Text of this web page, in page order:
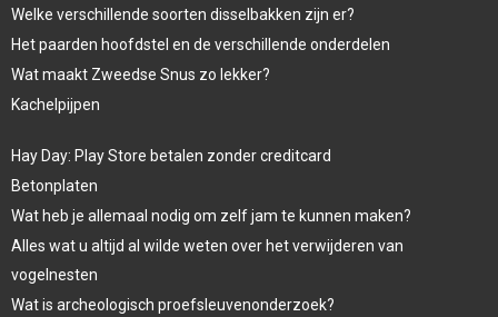
Welke verschillende soorten disselbakken zijn er?
Het paarden hoofdstel en de verschillende onderdelen
Wat maakt Zweedse Snus zo lekker?
Kachelpijpen
Hay Day: Play Store betalen zonder creditcard
Betonplaten
Wat heb je allemaal nodig om zelf jam te kunnen maken?
Alles wat u altijd al wilde weten over het verwijderen van
vogelnesten
Wat is archeologisch proefsleuvenonderzoek?